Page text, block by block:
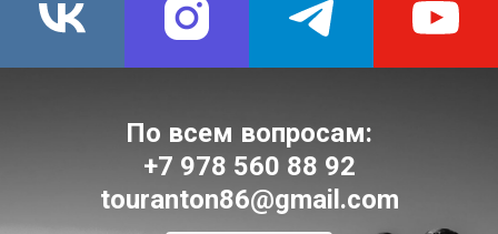
По всем вопросам:
+7 978 560 88 92
touranton86@gmail.com